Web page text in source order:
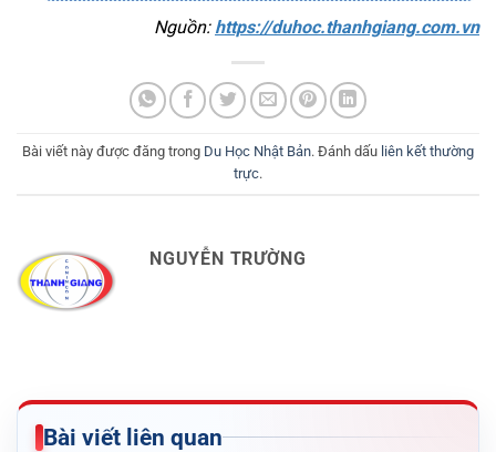
Nguồn: https://duhoc.thanhgiang.com.vn
Bài viết này được đăng trong Du Học Nhật Bản. Đánh dấu liên kết thường
trực.
NGUYỄN TRƯỜNG
Bài viết liên quan